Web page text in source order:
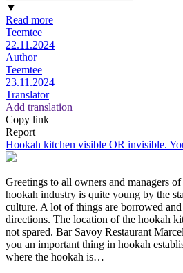
▼
Read more
Teemtee
22.11.2024
Author
Teemtee
23.11.2024
Translator
Add translation
Copy link
Report
Hookah kitchen visible OR invisible.
Greetings to all owners and managers
hookah industry is quite young by the
culture. A lot of things are borrowed
directions. The location of the hookah
not spared. Bar Savoy Restaurant
you an important thing in hookah
where the hookah is…